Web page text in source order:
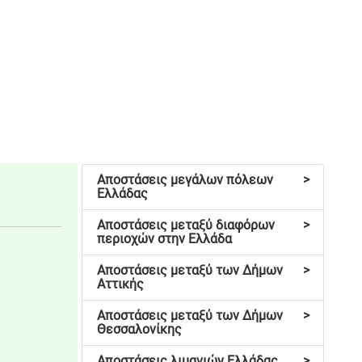
>
Αποστάσεις μεγάλων πόλεων
Ελλάδας
>
Αποστάσεις μεταξύ διαφόρων
περιοχών στην Ελλάδα
>
Αποστάσεις μεταξύ των Δήμων
Αττικής
>
Αποστάσεις μεταξύ των Δήμων
Θεσσαλονίκης